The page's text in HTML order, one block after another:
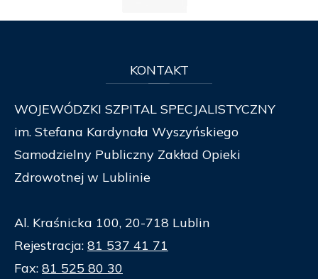
KONTAKT
WOJEWÓDZKI SZPITAL SPECJALISTYCZNY
im. Stefana Kardynała Wyszyńskiego
Samodzielny Publiczny Zakład Opieki
Zdrowotnej w Lublinie
Al. Kraśnicka 100, 20-718 Lublin
Rejestracja: 81 537 41 71
Fax: 81 525 80 30